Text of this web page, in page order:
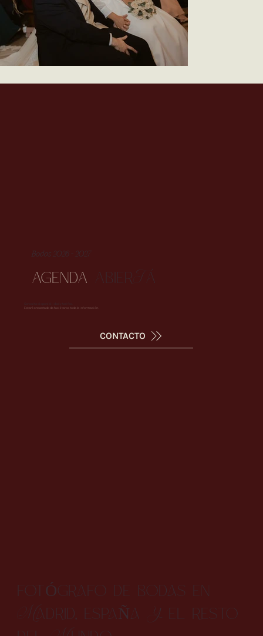
Bodas 2026 - 2027
AGENDA ABIERA
Estaré encantado de facilitaros toda la información.
CONTACTO
FOTÓGRAFO DE BODAS EN
MADRID, ESPAÑA Y EL RESTO